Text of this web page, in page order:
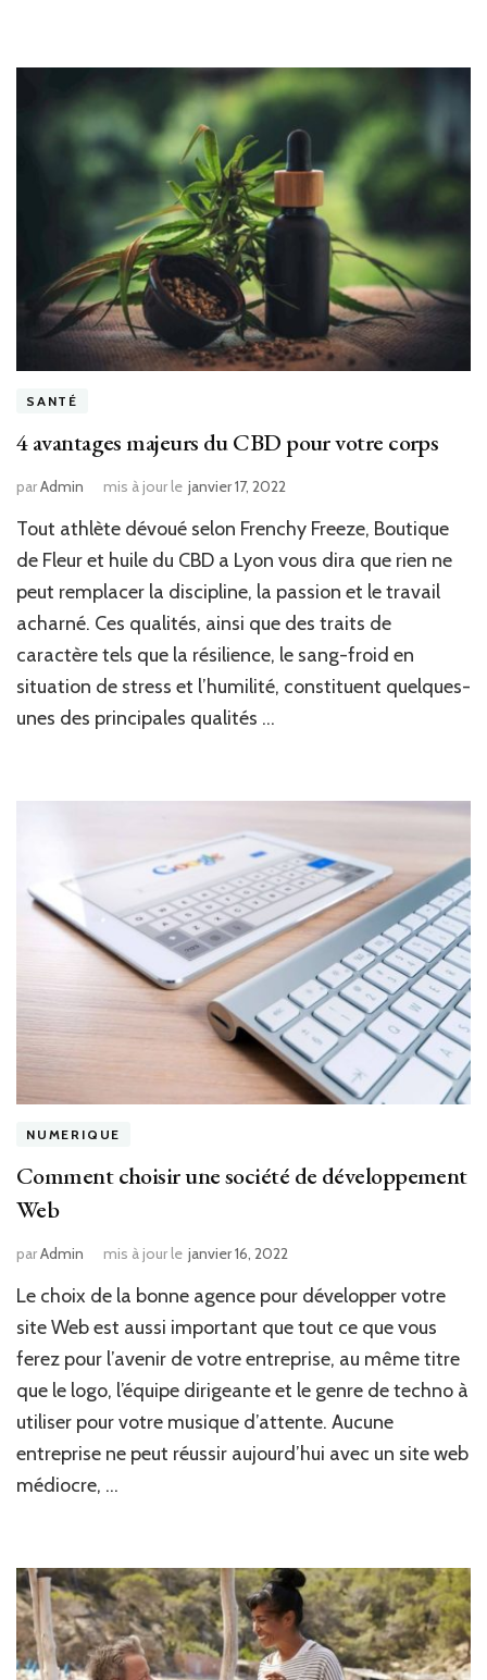
SANTÉ
4 avantages majeurs du CBD pour votre corps
parAdmin mis à jour le janvier 17, 2022
Tout athlète dévoué selon Frenchy Freeze, Boutique
de Fleur et huile du CBD a Lyon vous dira que rien ne
peut remplacer la discipline, la passion et le travail
acharné. Ces qualités, ainsi que des traits de
caractère tels que la résilience, le sang-froid en
situation de stress et l’humilité, constituent quelques-
unes des principales qualités …
NUMERIQUE
Comment choisir une société de développement
Web
parAdmin mis à jour le janvier 16, 2022
Le choix de la bonne agence pour développer votre
site Web est aussi important que tout ce que vous
ferez pour l’avenir de votre entreprise, au même titre
que le logo, l’équipe dirigeante et le genre de techno à
utiliser pour votre musique d’attente. Aucune
entreprise ne peut réussir aujourd’hui avec un site web
médiocre, …